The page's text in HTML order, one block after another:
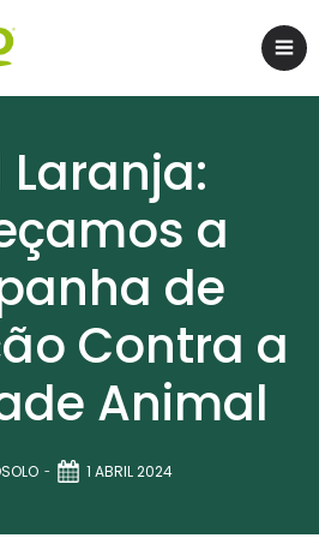
Laranja:
a
de
Contra a
Animal
- 1 ABRIL 2024